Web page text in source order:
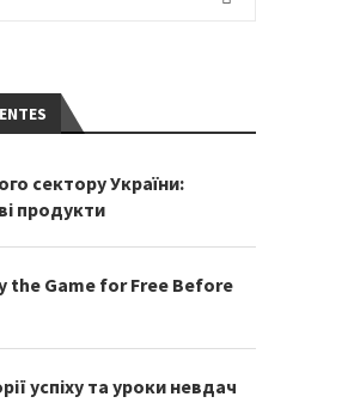
сектору України:
продукти
the Game for Free Before
успіху та уроки невдач